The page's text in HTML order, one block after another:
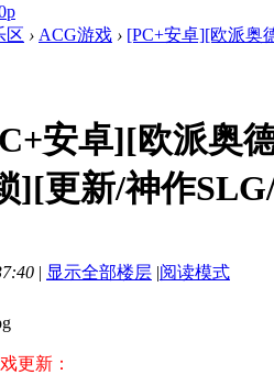
区 › ACG游戏 › [PC+安卓][欧派奥
安卓][欧派奥
][更新/神作
| 显示全部楼层 |阅读模式
更新：